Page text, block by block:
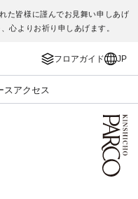
た皆様に謹んでお見舞い申しあげ
心よりお祈り申しあげます。
フロアガイド JP
ス アクセス